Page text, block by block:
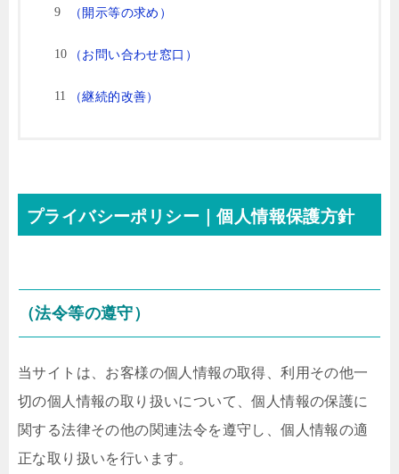
（開示等の求め）
（お問い合わせ窓口）
（継続的改善）
プライバシーポリシー｜個人情報保護方針
（法令等の遵守）
当サイトは、お客様の個人情報の取得、利用その他一
切の個人情報の取り扱いについて、個人情報の保護に
関する法律その他の関連法令を遵守し、個人情報の適
正な取り扱いを行います。